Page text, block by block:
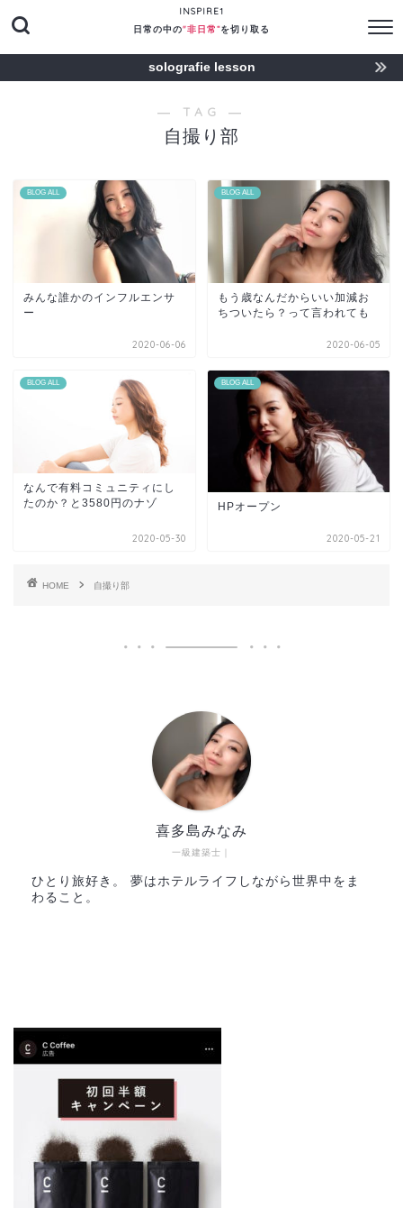
INSPIRE1
日常の中の"非日常“を切り取る
solografie lesson
― TAG ―
自撮り部
BLOG ALL
みんな誰かのインフルエンサ
ー
2020-06-06
BLOG ALL
もう歳なんだからいい加減お
ちついたら？って言われても
2020-06-05
BLOG ALL
なんで有料コミュニティにし
たのか？と3580円のナゾ
2020-05-30
BLOG ALL
HPオープン
2020-05-21
HOME 自撮り部
一級建築士｜
喜多島みなみ
ひとり旅好き。 夢はホテルライフしながら世界中をま
わること。